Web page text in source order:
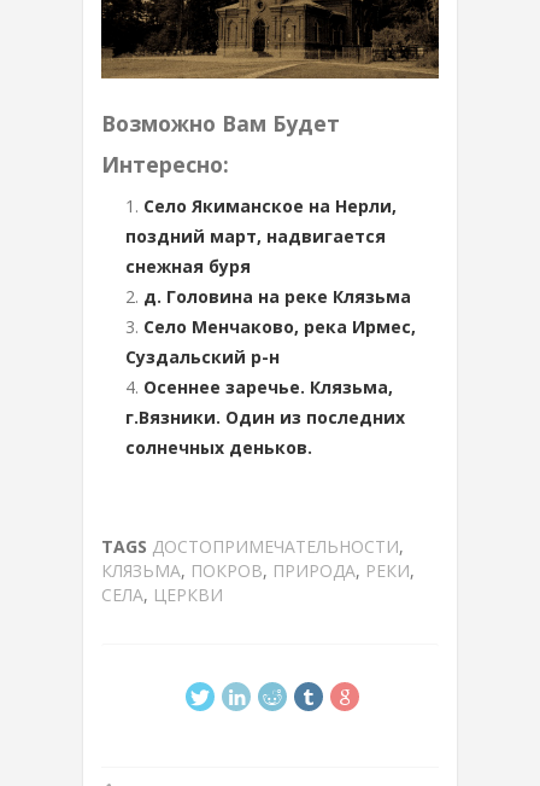
Возможно Вам Будет
Интересно:
Село Якиманское на Нерли,
поздний март, надвигается
снежная буря
д. Головина на реке Клязьма
Село Менчаково, река Ирмес,
Суздальский р-н
Осеннее заречье. Клязьма,
г.Вязники. Один из последних
солнечных деньков.
TAGS ДОСТОПРИМЕЧАТЕЛЬНОСТИ,
КЛЯЗЬМА, ПОКРОВ, ПРИРОДА, РЕКИ,
СЕЛА, ЦЕРКВИ